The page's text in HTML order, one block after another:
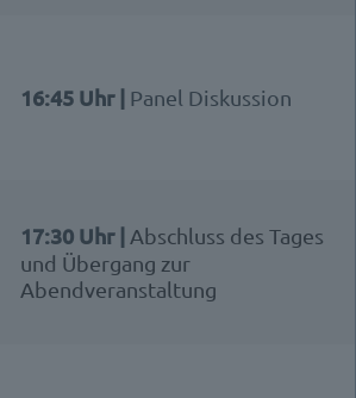
16:45 Uhr | Panel Diskussion
17:30 Uhr | Abschluss des Tages
und Übergang zur
Abendveranstaltung